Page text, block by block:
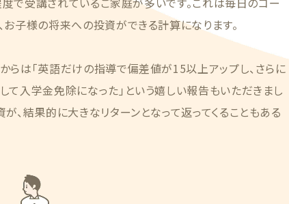
お子様の将来への投資ができる計算になります。
らは「英語だけの指導で偏差値が15以上アップし、さらに
て入学金免除になった」という嬉しい報告もいただきまし
が、結果的に大きなリターンとなって返ってくることもある